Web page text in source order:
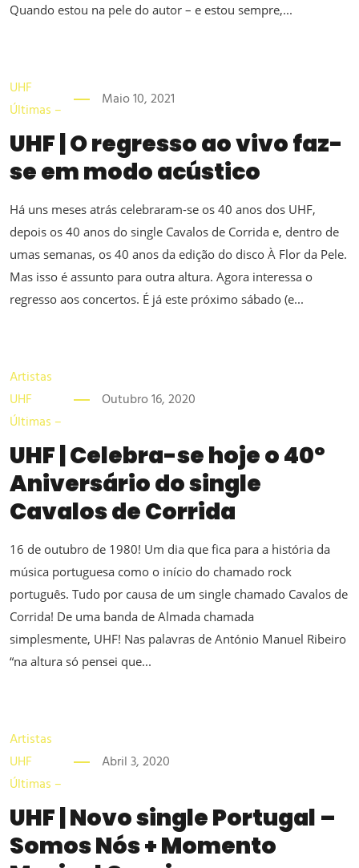
Quando estou na pele do autor – e estou sempre,...
UHF
Últimas –
Maio 10, 2021
UHF | O regresso ao vivo faz-
se em modo acústico
Há uns meses atrás celebraram-se os 40 anos dos UHF,
depois os 40 anos do single Cavalos de Corrida e, dentro de
umas semanas, os 40 anos da edição do disco À Flor da Pele.
Mas isso é assunto para outra altura. Agora interessa o
regresso aos concertos. É já este próximo sábado (e...
Artistas
UHF
Últimas –
Outubro 16, 2020
UHF | Celebra-se hoje o 40º
Aniversário do single
Cavalos de Corrida
16 de outubro de 1980! Um dia que fica para a história da
música portuguesa como o início do chamado rock
português. Tudo por causa de um single chamado Cavalos de
Corrida! De uma banda de Almada chamada
simplesmente, UHF! Nas palavras de António Manuel Ribeiro
“na altura só pensei que...
Artistas
UHF
Últimas –
Abril 3, 2020
UHF | Novo single Portugal –
Somos Nós + Momento